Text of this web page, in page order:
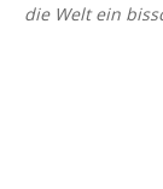
die Welt ein